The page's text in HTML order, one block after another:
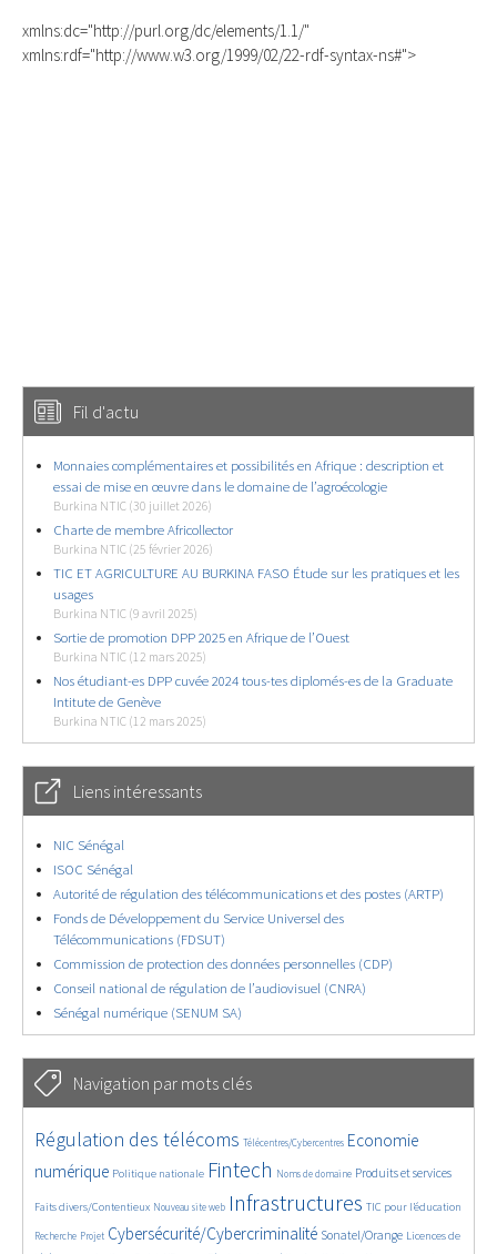
xmlns:dc="http://purl.org/dc/elements/1.1/"
xmlns:rdf="http://www.w3.org/1999/02/22-rdf-syntax-ns#">
Fil d'actu
Monnaies complémentaires et possibilités en Afrique : description et
essai de mise en œuvre dans le domaine de l’agroécologie
Burkina NTIC (30 juillet 2026)
Charte de membre Africollector
Burkina NTIC (25 février 2026)
TIC ET AGRICULTURE AU BURKINA FASO Étude sur les pratiques et les
usages
Burkina NTIC (9 avril 2025)
Sortie de promotion DPP 2025 en Afrique de l’Ouest
Burkina NTIC (12 mars 2025)
Nos étudiant-es DPP cuvée 2024 tous-tes diplomés-es de la Graduate
Intitute de Genève
Burkina NTIC (12 mars 2025)
Liens intéressants
NIC Sénégal
ISOC Sénégal
Autorité de régulation des télécommunications et des postes (ARTP)
Fonds de Développement du Service Universel des
Télécommunications (FDSUT)
Commission de protection des données personnelles (CDP)
Conseil national de régulation de l’audiovisuel (CNRA)
Sénégal numérique (SENUM SA)
Navigation par mots clés
4647/5713
Régulation des télécoms
361/5713 Télécentres/Cybercentres
3755/5713
Economie
numérique
1864/5713 Politique nationale
5221/5713 Fintech
682/5713 Noms de domaine
2430/5713 Produits et services
1581/5713
Faits divers/Contentieux Nouveau site web Infrastructures TIC pour l’éducation
Recherche
246/5713Projet
3628/5713 Cybersécurité/Cybercriminalité
2329/5713 Sonatel/Orange
1624/5713
Licences de